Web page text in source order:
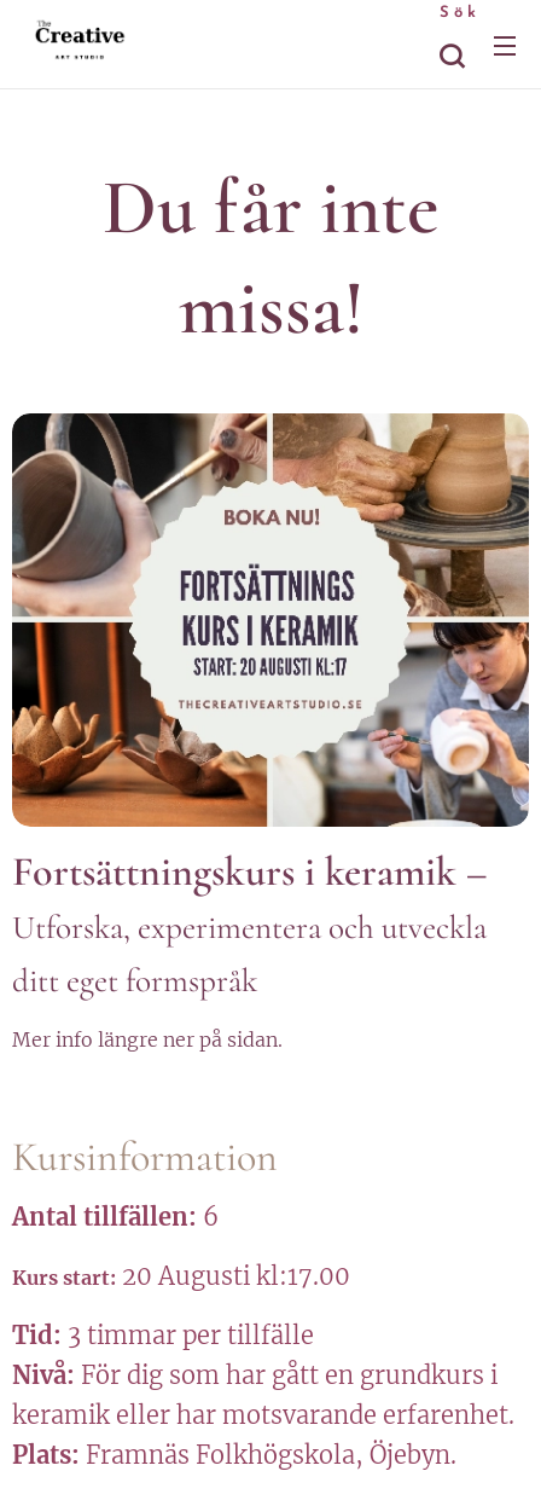
Sök
Du får inte
missa!
Fortsättningskurs i keramik –
Utforska, experimentera och utveckla
ditt eget formspråk
Mer info längre ner på sidan.
Kursinformation
Antal tillfällen: 6
Kurs start: 20 Augusti kl:17.00
Tid: 3 timmar per tillfälle
Nivå: För dig som har gått en grundkurs i
keramik eller har motsvarande erfarenhet.
Plats: Framnäs Folkhögskola, Öjebyn.